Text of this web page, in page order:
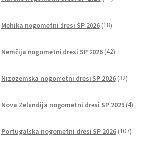
izdelkov
Mehika nogometni dresi SP 2026 18izdelkov
Nemčija nogometni dresi SP 2026 42izdelkov
Nizozemska nogometni dresi SP 2026 32izdelkov
Nova Zelandija nogometni dresi SP 2026 4izdelki
Portugalska nogometni dresi SP 2026 107